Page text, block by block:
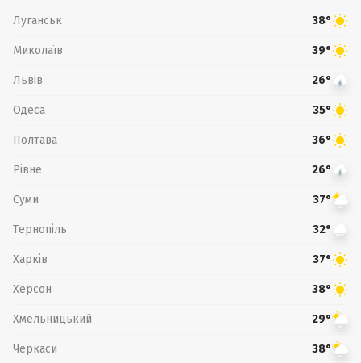
Луганськ 38°
Миколаїв 39°
Львів 26°
Одеса 35°
Полтава 36°
Рівне 26°
Суми 37°
Тернопіль 32°
Харків 37°
Херсон 38°
Хмельницький 29°
Черкаси 38°